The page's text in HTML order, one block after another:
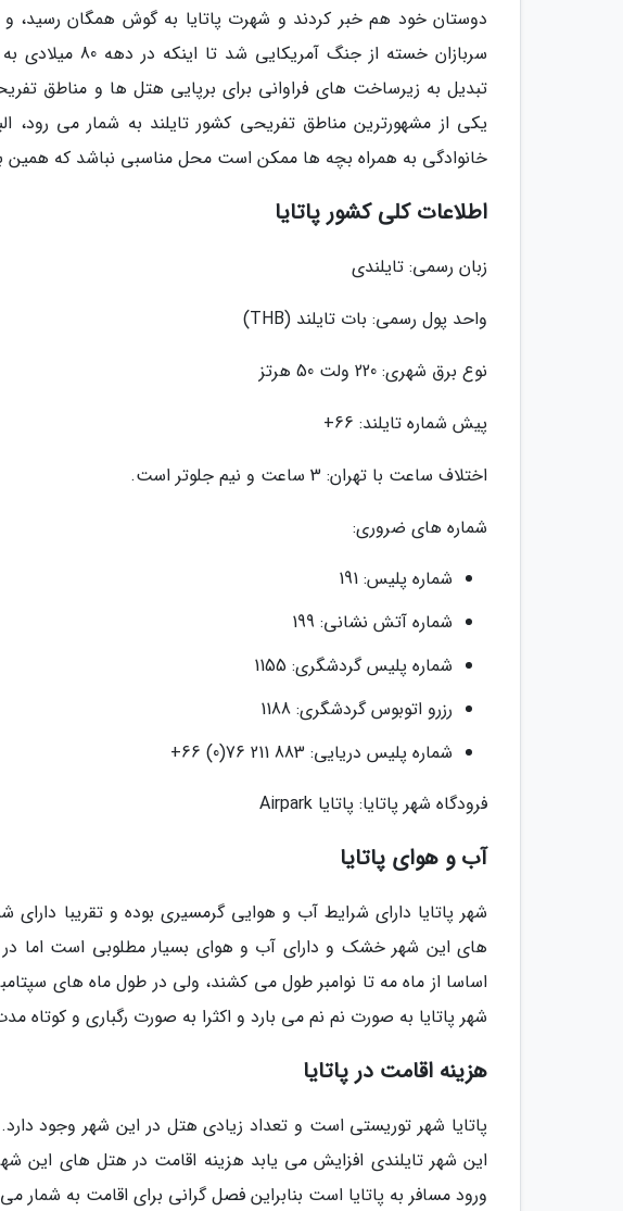
دوستان خود هم خبر کردند و شهرت پاتایا به گوش همگان رسید،
سربازان خسته
تبدیل به زیرساخت های فراوانی برای برپایی هتل ها و مناطق
یکی از مشهورترین مناطق تفریحی کشور تایلند به شمار می رود،
خانوادگی به همراه بچه ها ممکن است محل مناسبی نباشد که همین
اطلاعات کلی کشور پاتایا
زبان رسمی: تایلندی
واحد پول رسمی: بات تایلند (THB)
نوع برق شهری: 220 ولت 50 هرتز
پیش شماره تایلند: 66+
اختلاف ساعت با تهران: 3 ساعت و نیم جلوتر است.
شماره های ضروری:
شماره پلیس: 191
شماره آتش نشانی: 199
شماره پلیس گردشگری: 1155
رزرو اتوبوس گردشگری: 1188
شماره پلیس دریایی: 883 211 76(0) 66+
فرودگاه شهر پاتایا: پاتایا Airpark
آب و هوای پاتایا
شهر پاتایا دارای شرایط آب و هوایی گرمسیری بوده و تقریبا
های این شهر خشک و دارای آب و هوای بسیار مطلوبی است اما در
اساسا از ماه مه تا نوامبر طول می کشند، ولی در طول ماه های
شهر پاتایا به صورت نم نم می بارد و اکثرا به صورت رگباری و کوتاه
هزینه اقامت در پاتایا
پاتایا شهر توریستی است و تعداد زیادی هتل در این شهر وجود
این شهر تایلندی افزایش می یابد هزینه اقامت در هتل های
ورود مسافر به پاتایا است بنابراین فصل گرانی برای اقامت به شمار